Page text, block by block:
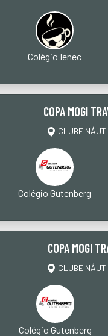
Colégio Ienec
COPA MOGI
CLUBE
Colégio Gutenberg
COPA MOGI
CLUBE
Colégio Gutenberg